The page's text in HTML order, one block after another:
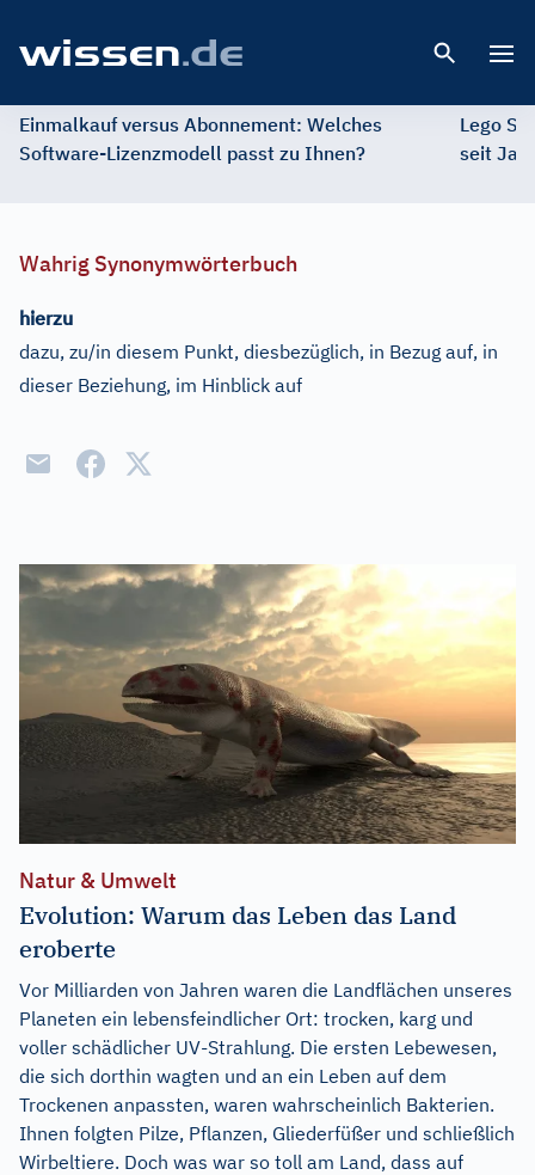
Einmalkauf versus Abonnement: Welches
Software-Lizenzmodell passt zu Ihnen?
Lego
seit
Wahrig Synonymwörterbuch
hierzu
dazu, zu/in diesem Punkt, diesbezüglich, in Bezug auf, in
dieser Beziehung, im Hinblick auf
Natur & Umwelt
Evolution: Warum das Leben das Land
eroberte
Vor Milliarden von Jahren waren die Landflächen unseres
Planeten ein lebensfeindlicher Ort: trocken, karg und
voller schädlicher UV-Strahlung. Die ersten Lebewesen,
die sich dorthin wagten und an ein Leben auf dem
Trockenen anpassten, waren wahrscheinlich Bakterien.
Ihnen folgten Pilze, Pflanzen, Gliederfüßer und schließlich
Wirbeltiere. Doch was war so toll am Land, dass auf